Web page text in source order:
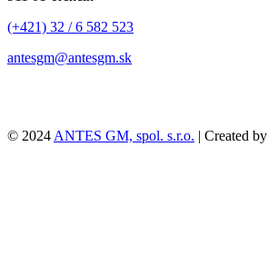
(+421) 32 / 6 582 523
antesgm@antesgm.sk
© 2024 ANTES GM, spol. s.r.o. | Created by